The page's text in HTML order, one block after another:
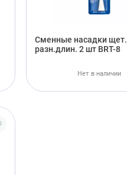
Cменные насадки щет.
разн.длин. 2 шт BRT-8
Нет в наличии